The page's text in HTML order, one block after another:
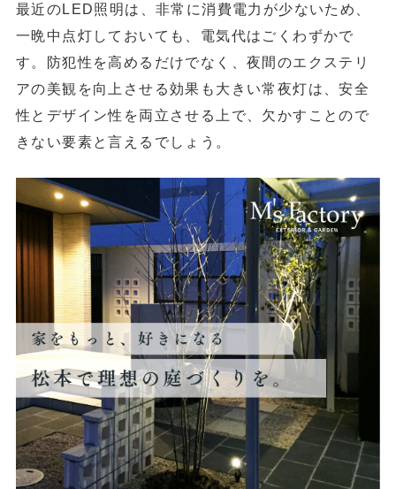
最近のLED照明は、非常に消費電力が少ないため、
一晩中点灯しておいても、電気代はごくわずかで
す。防犯性を高めるだけでなく、夜間のエクステリ
アの美観を向上させる効果も大きい常夜灯は、安全
性とデザイン性を両立させる上で、欠かすことので
きない要素と言えるでしょう。